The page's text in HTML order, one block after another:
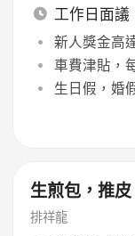
工作日面議
新人獎金高
車費津貼，
生日假，婚
生煎包，推
排祥龍